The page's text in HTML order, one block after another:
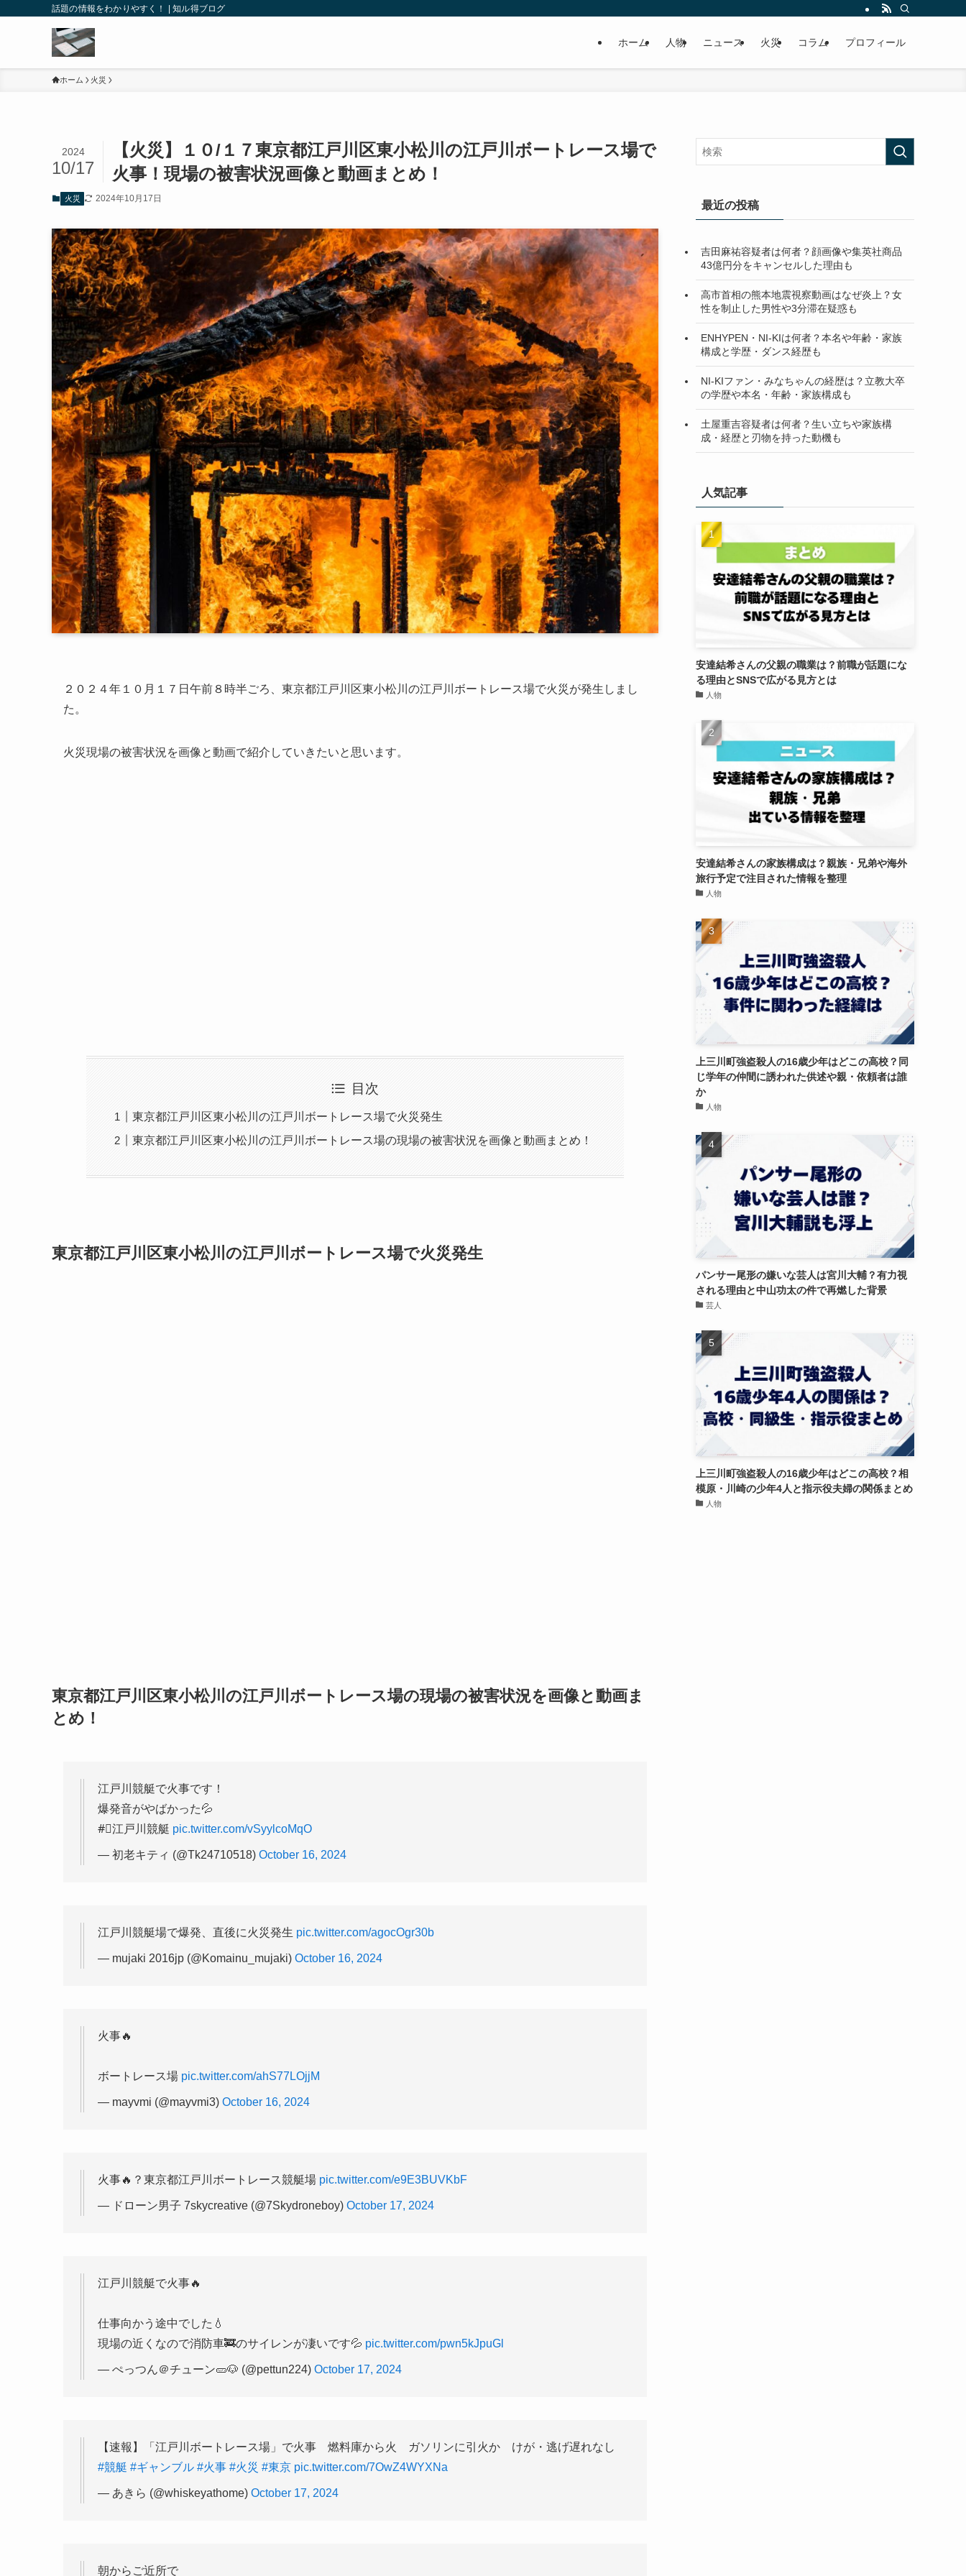
話題の情報をわかりやすく！ | 知ル得ブログ
ホーム 人物 ニュース 火災 コラム プロフィール
ホーム 火災
【火災】１０/１７東京都江戸川区東小松川の江戸川ボートレース場で
火事！現場の被害状況画像と動画まとめ！
2024
10/17
火災 2024年10月17日
２０２４年１０月１７日午前８時半ごろ、東京都江戸川区東小松川の江戸川ボートレース場で火災が発生しまし
た。
火災現場の被害状況を画像と動画で紹介していきたいと思います。
目次
東京都江戸川区東小松川の江戸川ボートレース場で火災発生
東京都江戸川区東小松川の江戸川ボートレース場の現場の被害状況を画像と動画まとめ！
東京都江戸川区東小松川の江戸川ボートレース場で火災発生
東京都江戸川区東小松川の江戸川ボートレース場の現場の被害状況を画像と動画ま
とめ！
江戸川競艇で火事です！
爆発音がやばかった💦
#⃣江戸川競艇 pic.twitter.com/vSyylcoMqO
— 初老キティ (@Tk24710518) October 16, 2024
江戸川競艇場で爆発、直後に火災発生 pic.twitter.com/agocOgr30b
— mujaki 2016jp (@Komainu_mujaki) October 16, 2024
火事🔥
ボートレース場 pic.twitter.com/ahS77LOjjM
— mayvmi (@mayvmi3) October 16, 2024
火事🔥？東京都江戸川ボートレース競艇場 pic.twitter.com/e9E3BUVKbF
— ドローン男子 7skycreative (@7Skydroneboy) October 17, 2024
江戸川競艇で火事🔥
仕事向かう途中でした💧
現場の近くなので消防車🚒のサイレンが凄いです💦 pic.twitter.com/pwn5kJpuGl
— ぺっつん＠チューン🥒🐶 (@pettun224) October 17, 2024
【速報】「江戸川ボートレース場」で火事 燃料庫から火 ガソリンに引火か けが・逃げ遅れなし
#競艇 #ギャンブル #火事 #火災 #東京 pic.twitter.com/7OwZ4WYXNa
— あきら (@whiskeyathome) October 17, 2024
朝からご近所で
最近の投稿
吉田麻祐容疑者は何者？顔画像や集英社商品
43億円分をキャンセルした理由も
高市首相の熊本地震視察動画はなぜ炎上？女
性を制止した男性や3分滞在疑惑も
ENHYPEN・NI-KIは何者？本名や年齢・家族
構成と学歴・ダンス経歴も
NI-KIファン・みなちゃんの経歴は？立教大卒
の学歴や本名・年齢・家族構成も
土屋重吉容疑者は何者？生い立ちや家族構
成・経歴と刃物を持った動機も
人気記事
安達結希さんの父親の職業は？前職が話題にな
る理由とSNSで広がる見方とは
人物
安達結希さんの家族構成は？親族・兄弟や海外
旅行予定で注目された情報を整理
人物
上三川町強盗殺人の16歳少年はどこの高校？同
じ学年の仲間に誘われた供述や親・依頼者は誰
か
人物
パンサー尾形の嫌いな芸人は宮川大輔？有力視
される理由と中山功太の件で再燃した背景
芸人
上三川町強盗殺人の16歳少年はどこの高校？相
模原・川崎の少年4人と指示役夫婦の関係まとめ
人物